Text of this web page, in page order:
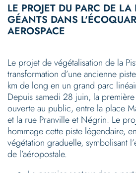
LE PROJET DU PARC DE LA
GÉANTS DANS
AEROSPACE
Le projet de végétalisation de la
transformation d’une ancienne
km de long en un grand parc
Depuis samedi 28 juin, la
ouverte au public, entre la place
et la rue Pranville et Négrin. Le
hommage cette piste légendaire,
végétation graduelle, symbolisant
de l’aéropostale.